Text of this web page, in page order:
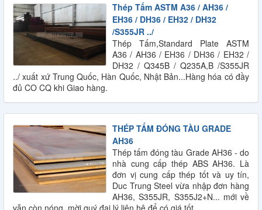
Thép Tấm ASTM A36 / AH36 /
EH36 / DH36 / EH32 / DH32
/S355JR ../
Thép Tấm,Standard Plate ASTM
A36 / AH36 / EH36 / DH36 / EH32 /
DH32 / Q345B / Q235A,B /S355JR
../ xuất xứ Trung Quốc, Hàn Quốc, Nhật Bản...Hàng hóa có đầy
đủ CO CQ khi Giao hàng.
THÉP TẤM ĐÓNG TÀU GRADE
AH36
Thép tấm đóng tàu Grade AH36 - do
nhà cung cấp thép ABS AH36. Là
đơn vị cung cấp thép tốt và uy tín,
Duc Trung Steel vừa nhập đơn hàng
AH36, S355JR, S355J2+N... mới về
vẫn còn nóng, mời quý đại lý liên hệ để có giá tốt.